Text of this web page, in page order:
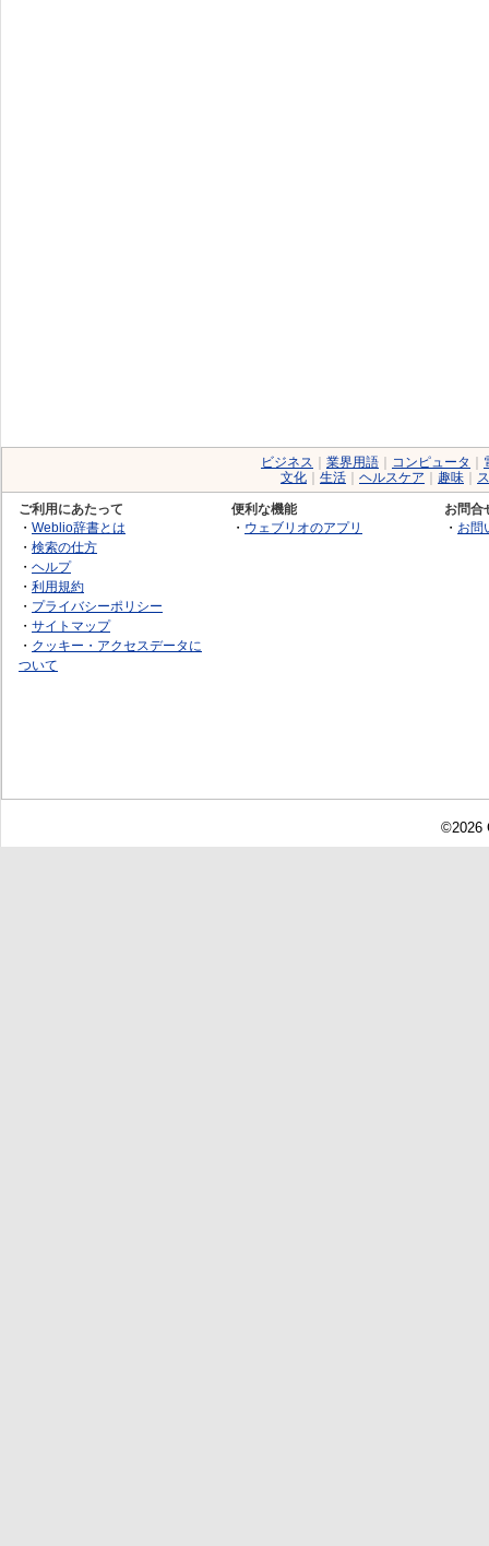
ビジネス 業界用語 コンピュータ
文化
生活 ヘルスケア 趣味
ご利用にあたって
・ Weblio辞書とは
・ 検索の仕方
・ ヘルプ
・ 利用規約
・ プライバシーポリシー
・ サイトマップ
・ クッキー・アクセスデータに
ついて
便利な機能
・ ウェブリオのアプリ
お問合
・ お問
©2026